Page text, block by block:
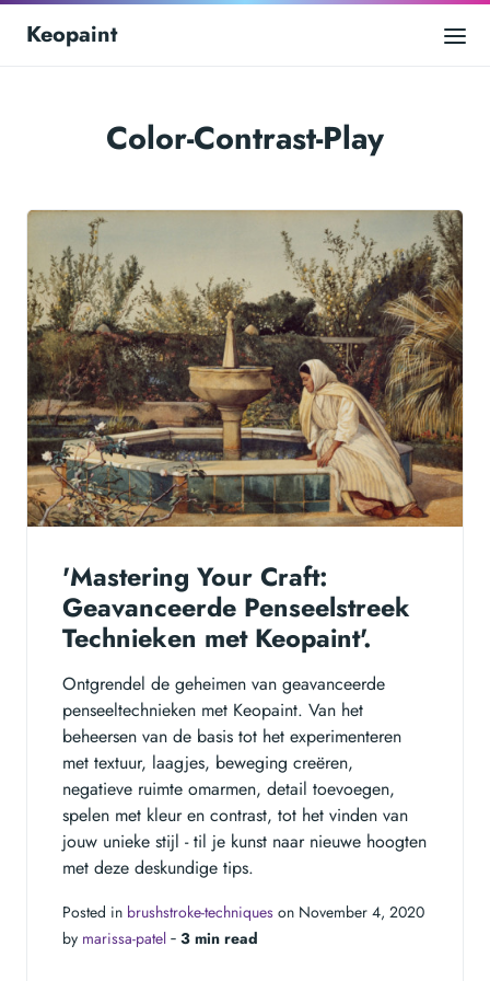
Keopaint
Color-Contrast-Play
'Mastering Your Craft:
Geavanceerde Penseelstreek
Technieken met Keopaint'.
Ontgrendel de geheimen van geavanceerde
penseeltechnieken met Keopaint. Van het
beheersen van de basis tot het experimenteren
met textuur, laagjes, beweging creëren,
negatieve ruimte omarmen, detail toevoegen,
spelen met kleur en contrast, tot het vinden van
jouw unieke stijl - til je kunst naar nieuwe hoogten
met deze deskundige tips.
Posted in brushstroke-techniques on November 4, 2020
by marissa-patel ‐ 3 min read